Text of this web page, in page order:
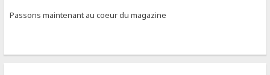
Passons maintenant au coeur du magazine